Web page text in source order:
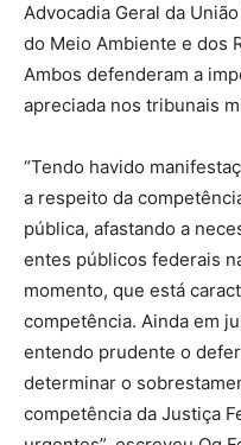
Advocadia Geral da
do Meio Ambiente e dos
Ambos defenderam a
apreciada nos tribunais
“Tendo havido
a respeito da
pública, afastando a
entes públicos federais
momento, que está
competência. Ainda em
entendo prudente o
determinar o
competência da Justiça